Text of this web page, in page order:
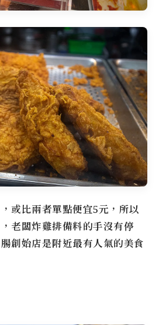
或比兩者單點便宜5元，所以
老闆炸雞排備料的手沒有停
創始店是附近最有人氣的美食